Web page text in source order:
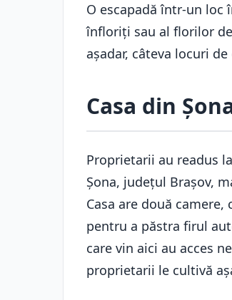
O escapadă într-un loc
înfloriți sau al florilor
așadar, câteva locuri
Casa din
Proprietarii au readus
Șona, județul Brașov,
Casa are două
pentru a păstra firul
care vin aici au acces
proprietarii le cultivă